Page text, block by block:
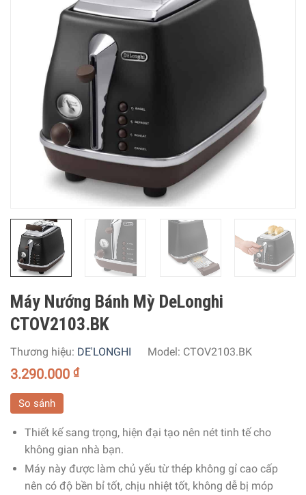
Máy Nướng Bánh Mỳ DeLonghi
CTOV2103.BK
Thương hiệu: DE'LONGHI Model: CTOV2103.BK
3.290.000 ₫
So sánh
Thiết kế sang trọng, hiện đại tạo nên nét tinh tế cho
không gian nhà bạn.
Máy này được làm chủ yếu từ thép không gỉ cao cấp
nên có độ bền bỉ tốt, chịu nhiệt tốt, không dễ bị móp